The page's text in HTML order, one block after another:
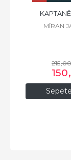
MÎRAN
215,00
150